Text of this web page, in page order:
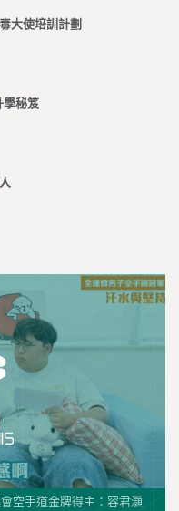
大使培訓計劃
學秘笈
空手道金牌得主：容君灝